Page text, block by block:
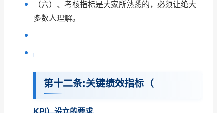
（六）、考核指标是大家所熟悉的，必须让绝大
多数人理解。
第十二条:关键绩效指标（